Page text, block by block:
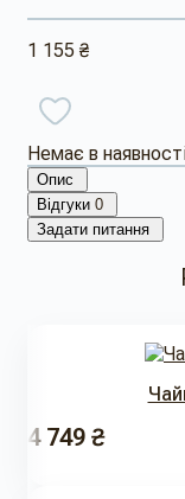
1 155 ₴
Немає в
Опис
Відгуки 0
Задати питання
4 749 ₴